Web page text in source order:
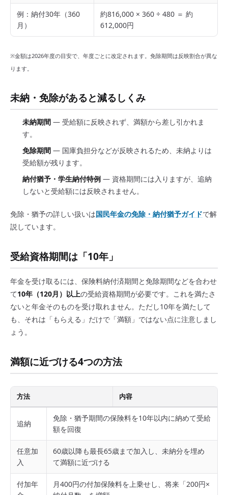
例：納付30年（360
月）
約816,000 × 360 ÷ 480 ＝ 約
612,000円
※金額は2026年度の目安で、年度ごとに改定されます。免除期間は反映割合が異な
ります。
未納・免除があると減るしくみ
未納期間 — 受給額に反映されず、満額から差し引かれま
す。
免除期間 — 国庫負担分などが反映されるため、未納よりは
受給額が残ります。
納付猶予・学生納付特例 — 資格期間には入りますが、追納
しないと受給額には反映されません。
免除・猶予の詳しい扱いは国民年金の免除・納付猶予ガイドで解
説しています。
受給資格期間は「10年」
年金を受け取るには、保険料納付済期間と免除期間などを合わせ
て10年（120月）以上の受給資格期間が必要です。これを満たさ
ないと年金そのものを受け取れません。ただし10年を満たして
も、それは「もらえる」だけで「満額」ではない点に注意しまし
ょう。
満額に近づける4つの方法
方法 内容
追納
免除・猶予期間の保険料を10年以内に納めて受給
額を回復
任意加
入
60歳以降も最長65歳まで加入し、未納分を埋め
て満額に近づける
付加年
月400円の付加保険料を上乗せし、将来「200円×